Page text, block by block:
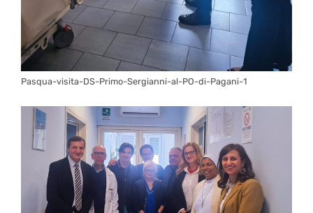
Pasqua-visita-DS-Primo-Sergianni-al-PO-di-Pagani-1